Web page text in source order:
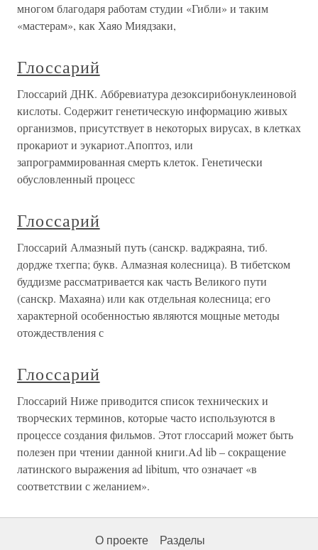
многом благодаря работам студии «Гибли» и таким
«мастерам», как Хаяо Миядзаки,
Глоссарий
Глоссарий ДНК. Аббревиатура дезоксирибонуклеиновой
кислоты. Содержит генетическую информацию живых
организмов, присутствует в некоторых вирусах, в клетках
прокариот и эукариот.Апоптоз, или
запрограммированная смерть клеток. Генетически
обусловленный процесс
Глоссарий
Глоссарий Алмазный путь (санскр. ваджраяна, тиб.
дордже тхегпа; букв. Алмазная колесница). В тибетском
буддизме рассматривается как часть Великого пути
(санскр. Махаяна) или как отдельная колесница; его
характерной особенностью являются мощные методы
отождествления с
Глоссарий
Глоссарий Ниже приводится список технических и
творческих терминов, которые часто используются в
процессе создания фильмов. Этот глоссарий может быть
полезен при чтении данной книги.Ad lib – сокращение
латинского выражения ad libitum, что означает «в
соответствии с желанием».
О проекте Разделы